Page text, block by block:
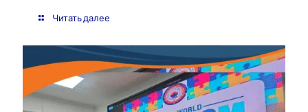
Читать далее